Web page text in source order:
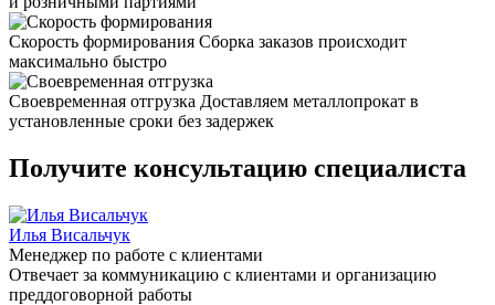
Скорость формирования Сборка заказов происходит
максимально быстро
Своевременная отгрузка Доставляем металлопрокат в
установленные сроки без задержек
Получите консультацию специалиста
Илья Висальчук
Менеджер по работе с клиентами
Отвечает за коммуникацию с клиентами и организацию
преддоговорной работы